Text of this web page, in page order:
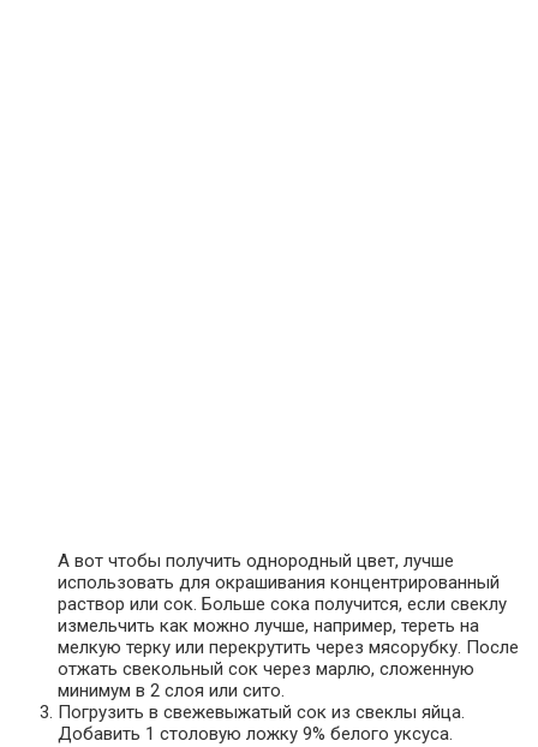
А вот чтобы получить однородный цвет, лучше
использовать для окрашивания концентрированный
раствор или сок. Больше сока получится, если свеклу
измельчить как можно лучше, например, тереть на
мелкую терку или перекрутить через мясорубку. После
отжать свекольный сок через марлю, сложенную
минимум в 2 слоя или сито.
Погрузить в свежевыжатый сок из свеклы яйца.
Добавить 1 столовую ложку 9% белого уксуса.